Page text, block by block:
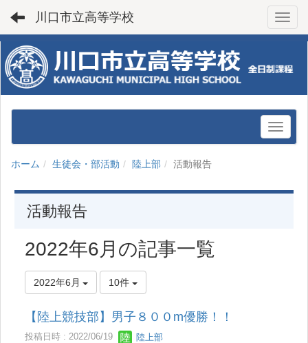
川口市立高等学校
ホーム 生徒会・部活動 陸上部 活動報告
活動報告
2022年6月の記事一覧
2022年6月 10件
【陸上競技部】男子８００m優勝！！
投稿日時 : 2022/06/19 陸上部